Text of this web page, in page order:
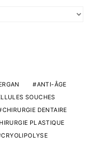
ANTI-ÂGE
SOUCHES
CHIRURGIE DENTAIRE
PLASTIQUE
CRYOLIPOLYSE